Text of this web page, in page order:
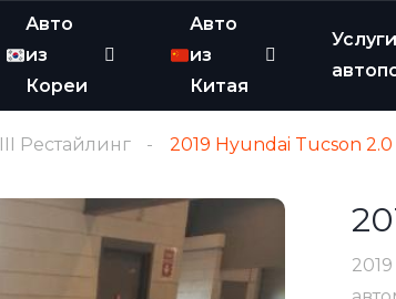
Авто
из
Кореи
Авто
из
Китая
Услуги
III Рестайлинг 2019 Hyundai Tucson 2.0
2019